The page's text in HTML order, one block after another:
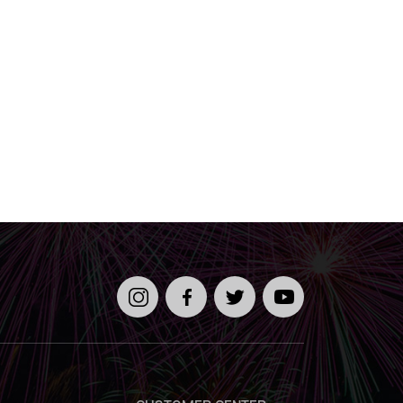
인스타
그램
페이스
북
트위터 유튜브